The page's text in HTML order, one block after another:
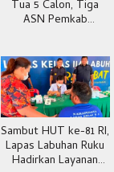
Tua 5 Calon, Tiga
ASN Pemkab
Sambut HUT ke-81 RI,
Lapas Labuhan Ruku
Hadirkan Layanan